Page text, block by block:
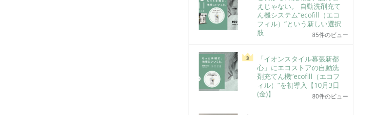
えじゃない。 自動洗剤充て
ん機システム“ecofill（エコ
フィル）”という新しい選択
肢
85件のビュー
「イオンスタイル幕張新都
心」にエコストアの自動洗
剤充てん機“ecofill（エコフ
ィル）”を初導入【10月3日
(金)】
80件のビュー